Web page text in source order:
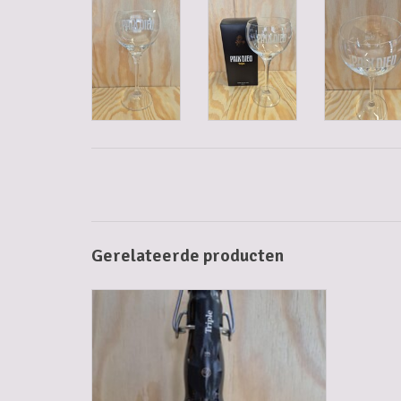
Gerelateerde producten
PAIX DIEU 33 CL
TOEVOEGEN AAN WINKELWAGEN